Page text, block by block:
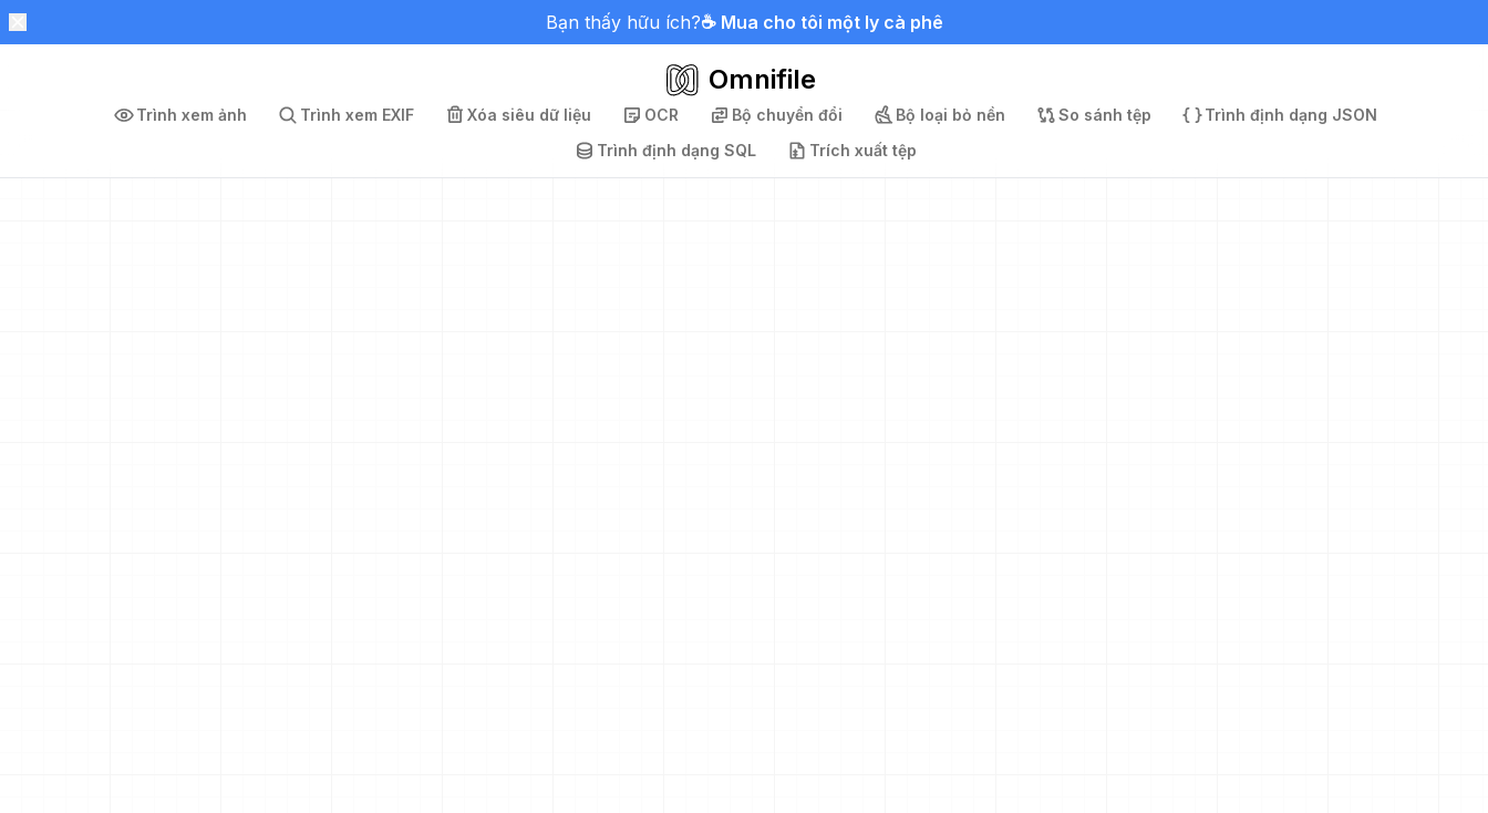
Bạn thấy hữu ích?☕ Mua cho tôi một ly cà phê
Omnifile
Trình xem ảnh Trình xem EXIF Xóa siêu dữ liệu OCR Bộ chuyển đổi Bộ loại bỏ nền So sánh tệp
Trình định dạng JSON
Trình định dạng SQL
Trích xuất tệp